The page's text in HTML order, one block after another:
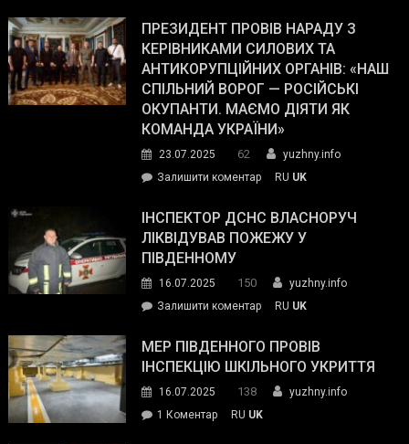
Street
Journal.
Південному
працівникам
ОПЗ
з
матеріального
резерву
гуманітарну
допомогу
ПРЕЗИДЕНТ ПРОВІВ НАРАДУ З
КЕРІВНИКАМИ СИЛОВИХ ТА
АНТИКОРУПЦІЙНИХ ОРГАНІВ: «НАШ
СПІЛЬНИЙ ВОРОГ — РОСІЙСЬКІ
ОКУПАНТИ. МАЄМО ДІЯТИ ЯК
КОМАНДА УКРАЇНИ»
23.07.2025 62
yuzhny.info
Залишити коментарon
провів
нараду
силових
та
органів:
«Наш
спільний
RU UK
ІНСПЕКТОР ДСНС ВЛАСНОРУЧ
ЛІКВІДУВАВ ПОЖЕЖУ У
ПІВДЕННОМУ
16.07.2025 150
yuzhny.info
Залишити коментарon
ДСНС
власноруч
пожежу
у
RU UK
МЕР ПІВДЕННОГО ПРОВІВ
ІНСПЕКЦІЮ ШКІЛЬНОГО УКРИТТЯ
16.07.2025 138
yuzhny.info
1 Коментардо RU UK